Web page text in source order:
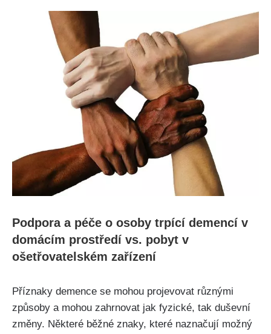
Podpora a péče o osoby trpící demencí v
domácím prostředí vs. pobyt v
ošetřovatelském zařízení
Příznaky demence se mohou projevovat různými
způsoby a mohou zahrnovat jak fyzické, tak duševní
změny. Některé běžné znaky, které naznačují možný